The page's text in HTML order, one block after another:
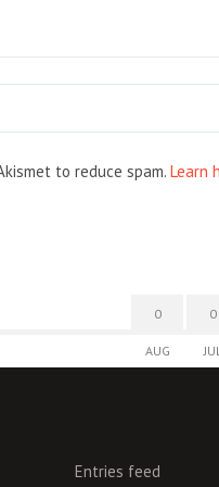
to reduce spam. Learn
0
AUG
0
Entries feed